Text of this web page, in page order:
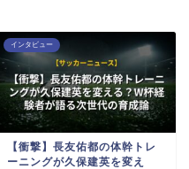
インタビュー
【衝撃】長友佑都の体幹トレ
ーニングが久保建英を変え